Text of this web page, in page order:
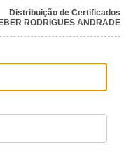
Distribuição de Certificados
RODRIGUES ANDRADE